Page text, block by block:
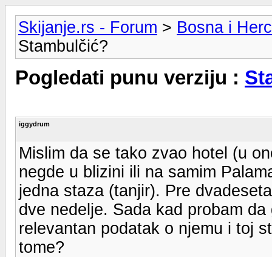
Skijanje.rs - Forum > Bosna i
Stambulčić?
Pogledati punu verziju :
iggydrum
Mislim da se tako zvao hotel (u
negde u blizini ili na samim
jedna staza (tanjir). Pre
dve nedelje. Sada kad probam
relevantan podatak o njemu i toj
tome?